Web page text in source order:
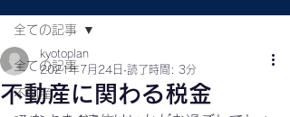
全ての記事
不動産
全ての記事
不動産に関わる税金
kyotoplan
2021年7月24日 読了時間: 3分